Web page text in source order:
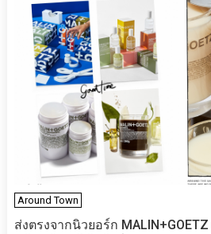
Around Town
ส่งตรงจากนิวยอร์ก​